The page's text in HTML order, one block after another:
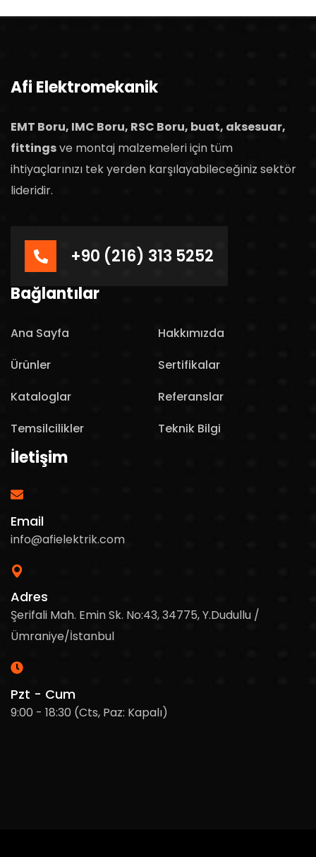
Afi Elektromekanik
EMT Boru, IMC Boru, RSC Boru, buat, aksesuar,
fittingsve montaj malzemeleri için tüm
ihtiyaçlarınızı tek yerden karşılayabileceğiniz sektör
lideridir.
+90 (216) 313 5252
Bağlantılar
Ana Sayfa
Hakkımızda
Ürünler
Sertifikalar
Kataloglar
Referanslar
Temsilcilikler
Teknik Bilgi
İletişim
Email
info@afielektrik.com
Adres
Şerifali Mah. Emin Sk. No:43, 34775, Y.Dudullu /
Ümraniye/İstanbul
Pzt - Cum
9:00 - 18:30 (Cts, Paz: Kapalı)